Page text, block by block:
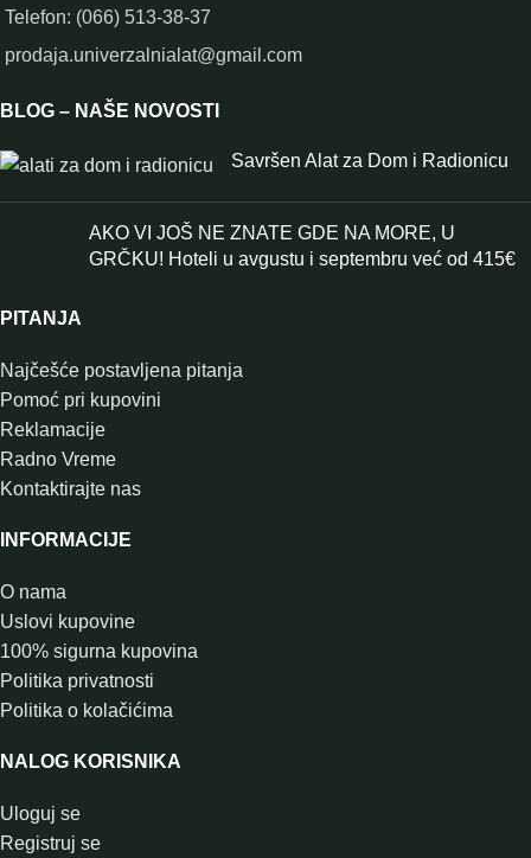
Telefon: (066) 513-38-37
prodaja.univerzalnialat@gmail.com
BLOG – NAŠE NOVOSTI
Savršen Alat za Dom i Radionicu
AKO VI JOŠ NE ZNATE GDE NA MORE, U
GRČKU! Hoteli u avgustu i septembru već od 415€
PITANJA
Najčešće postavljena pitanja
Pomoć pri kupovini
Reklamacije
Radno Vreme
Kontaktirajte nas
INFORMACIJE
O nama
Uslovi kupovine
100% sigurna kupovina
Politika privatnosti
Politika o kolačićima
NALOG KORISNIKA
Uloguj se
Registruj se